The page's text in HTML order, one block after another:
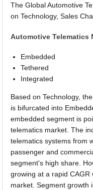
The Global Automotive
on Technology, Sales
Automotive Telematics
Embedded
Tethered
Integrated
Based on Technology,
is bifurcated into
embedded segment is
telematics market. The
telematics systems from
passenger and
segment's high share.
growing at a rapid
market. Segment growth